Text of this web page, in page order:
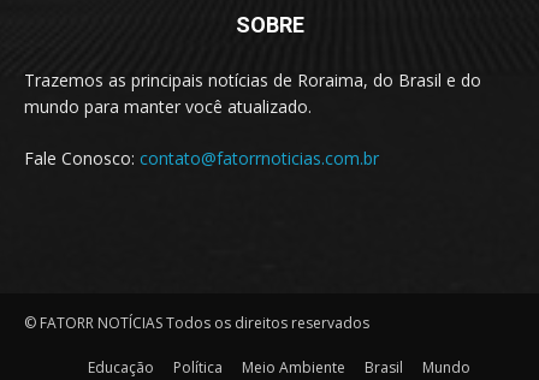
SOBRE
Trazemos as principais notícias de Roraima, do Brasil e do
mundo para manter você atualizado.
Fale Conosco: contato@fatorrnoticias.com.br
© FATORR NOTÍCIAS Todos os direitos reservados
Educação Política Meio Ambiente Brasil Mundo